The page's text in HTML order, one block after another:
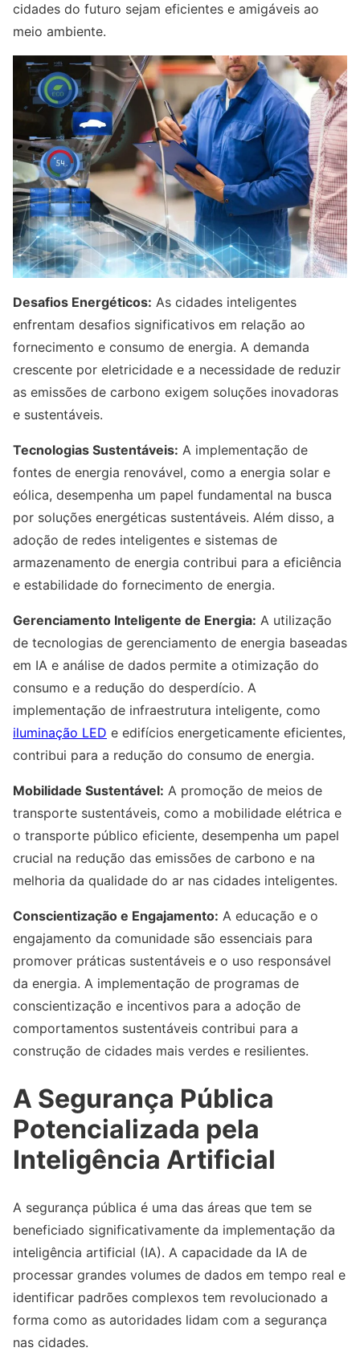
cidades do futuro sejam eficientes e amigáveis ao
meio ambiente.
Desafios Energéticos: As cidades inteligentes
enfrentam desafios significativos em relação ao
fornecimento e consumo de energia. A demanda
crescente por eletricidade e a necessidade de reduzir
as emissões de carbono exigem soluções inovadoras
e sustentáveis.
Tecnologias Sustentáveis: A implementação de
fontes de energia renovável, como a energia solar e
eólica, desempenha um papel fundamental na busca
por soluções energéticas sustentáveis. Além disso, a
adoção de redes inteligentes e sistemas de
armazenamento de energia contribui para a eficiência
e estabilidade do fornecimento de energia.
Gerenciamento Inteligente de Energia: A utilização
de tecnologias de gerenciamento de energia baseadas
em IA e análise de dados permite a otimização do
consumo e a redução do desperdício. A
implementação de infraestrutura inteligente, como
iluminação LED e edifícios energeticamente eficientes,
contribui para a redução do consumo de energia.
Mobilidade Sustentável: A promoção de meios de
transporte sustentáveis, como a mobilidade elétrica e
o transporte público eficiente, desempenha um papel
crucial na redução das emissões de carbono e na
melhoria da qualidade do ar nas cidades inteligentes.
Conscientização e Engajamento: A educação e o
engajamento da comunidade são essenciais para
promover práticas sustentáveis e o uso responsável
da energia. A implementação de programas de
conscientização e incentivos para a adoção de
comportamentos sustentáveis contribui para a
construção de cidades mais verdes e resilientes.
A Segurança Pública
Potencializada pela
Inteligência Artificial
A segurança pública é uma das áreas que tem se
beneficiado significativamente da implementação da
inteligência artificial (IA). A capacidade da IA de
processar grandes volumes de dados em tempo real e
identificar padrões complexos tem revolucionado a
forma como as autoridades lidam com a segurança
nas cidades.